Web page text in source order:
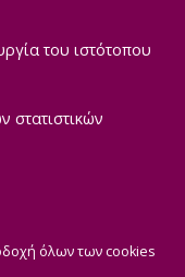
του ιστότοπου
στατιστικών
όλων των cookies